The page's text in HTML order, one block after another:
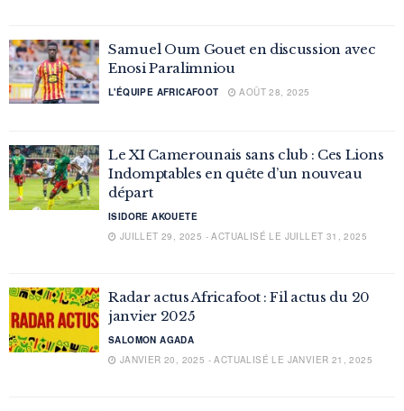
Samuel Oum Gouet en discussion avec
Enosi Paralimniou
L'ÉQUIPE AFRICAFOOT AOÛT 28, 2025
Le XI Camerounais sans club : Ces Lions
Indomptables en quête d’un nouveau
départ
ISIDORE AKOUETE
JUILLET 29, 2025 - ACTUALISÉ LE JUILLET 31, 2025
Radar actus Africafoot : Fil actus du 20
janvier 2025
SALOMON AGADA
JANVIER 20, 2025 - ACTUALISÉ LE JANVIER 21, 2025